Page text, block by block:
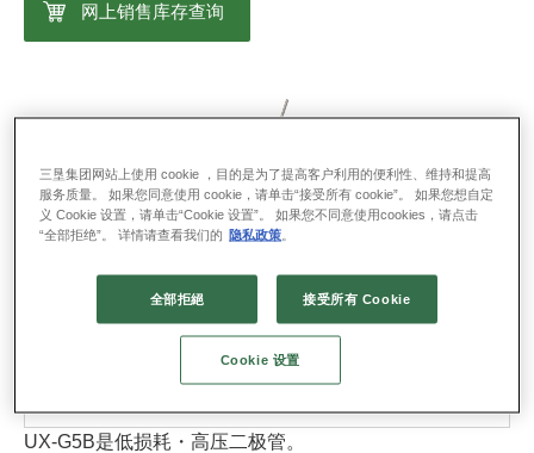
封装名 : Axial (□7/φ1.2)
RoHS : YES
网上销售库存查询
UX-G5B是低损耗・高压二极管。
三垦集团网站上使用 cookie ，目的是为了提高客户利用的便利性、维持和提高
服务质量。 如果您同意使用 cookie，请单击“接受所有 cookie”。 如果您想自定
义 Cookie 设置，请单击“Cookie 设置”。 如果您不同意使用cookies，请点击
“全部拒绝”。 详情请查看我们的 隐私政策
全部拒絕 接受所有 Cookie
Cookie 设置